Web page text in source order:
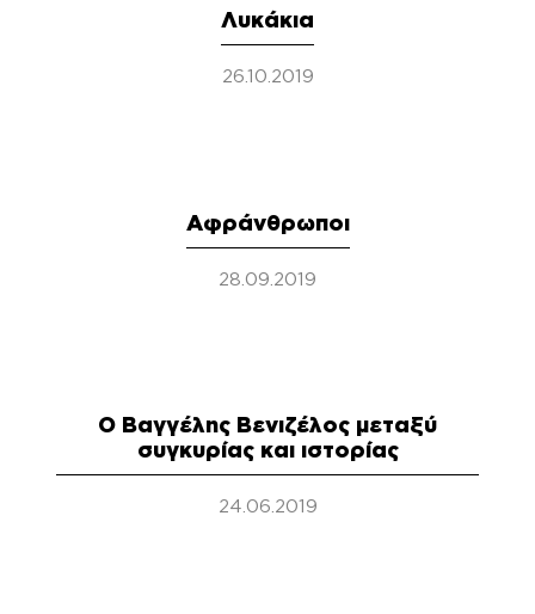
Λυκάκια
26.10.2019
Αφράνθρωποι
28.09.2019
Ο Βαγγέλης Βενιζέλος μεταξύ
συγκυρίας και ιστορίας
24.06.2019